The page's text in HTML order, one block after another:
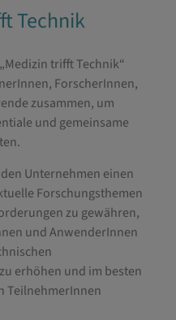
Technik
trifft Technik“
ForscherInnen,
zusammen, um
und gemeinsame
Unternehmen einen
Forschungsthemen
zu gewähren,
und AnwenderInnen
erhöhen und im besten
TeilnehmerInnen